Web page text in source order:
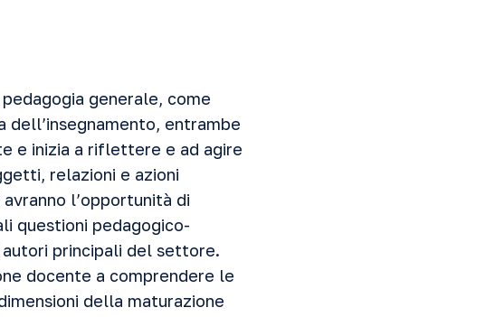
generale, come
entrambe
e inizia a riflettere e ad agire
relazioni e azioni
l’opportunità di
questioni pedagogico-
principali del settore.
docente a comprendere le
della maturazione